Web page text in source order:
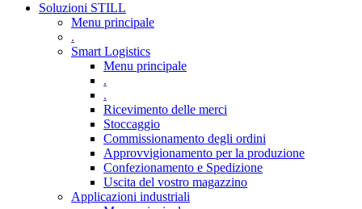
Soluzioni STILL
Menu principale
.
Smart Logistics
Menu principale
.
.
Ricevimento delle merci
Stoccaggio
Commissionamento degli ordini
Approvvigionamento per la produzione
Confezionamento e Spedizione
Uscita del vostro magazzino
Applicazioni industriali